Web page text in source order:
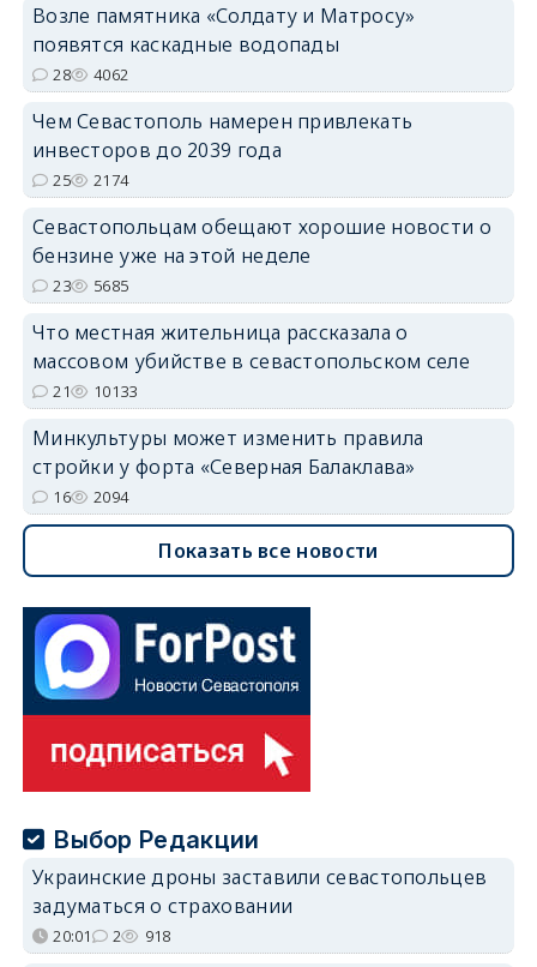
Возле памятника «Солдату и Матросу»
появятся каскадные водопады
28 4062
Чем Севастополь намерен привлекать
инвесторов до 2039 года
25 2174
Севастопольцам обещают хорошие новости о
бензине уже на этой неделе
23 5685
Что местная жительница рассказала о
массовом убийстве в севастопольском селе
21 10133
Минкультуры может изменить правила
стройки у форта «Северная Балаклава»
16 2094
Показать все новости
Выбор Редакции
Украинские дроны заставили севастопольцев
задуматься о страховании
20:01 2 918